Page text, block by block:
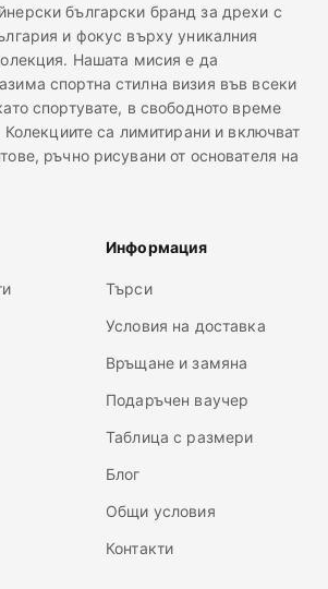
български бранд за дрехи с
и фокус върху уникалния
Нашата мисия е да
спортна стилна визия във всеки
спортувате, в свободното време
Колекциите са лимитирани и включват
ръчно рисувани от основателя на
Информация
Търси
Условия на доставка
Връщане и замяна
Подаръчен ваучер
Таблица с размери
Блог
Общи условия
Контакти